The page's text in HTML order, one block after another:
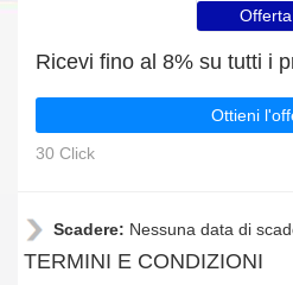
Offerta
Ricevi fino al 8% su tutti i
Ottieni
30 Click
Scadere: Nessuna data di
TERMINI E CONDIZIONI